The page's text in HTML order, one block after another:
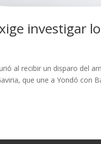
investigar
al recibir un disparo del
que une a Yondó con